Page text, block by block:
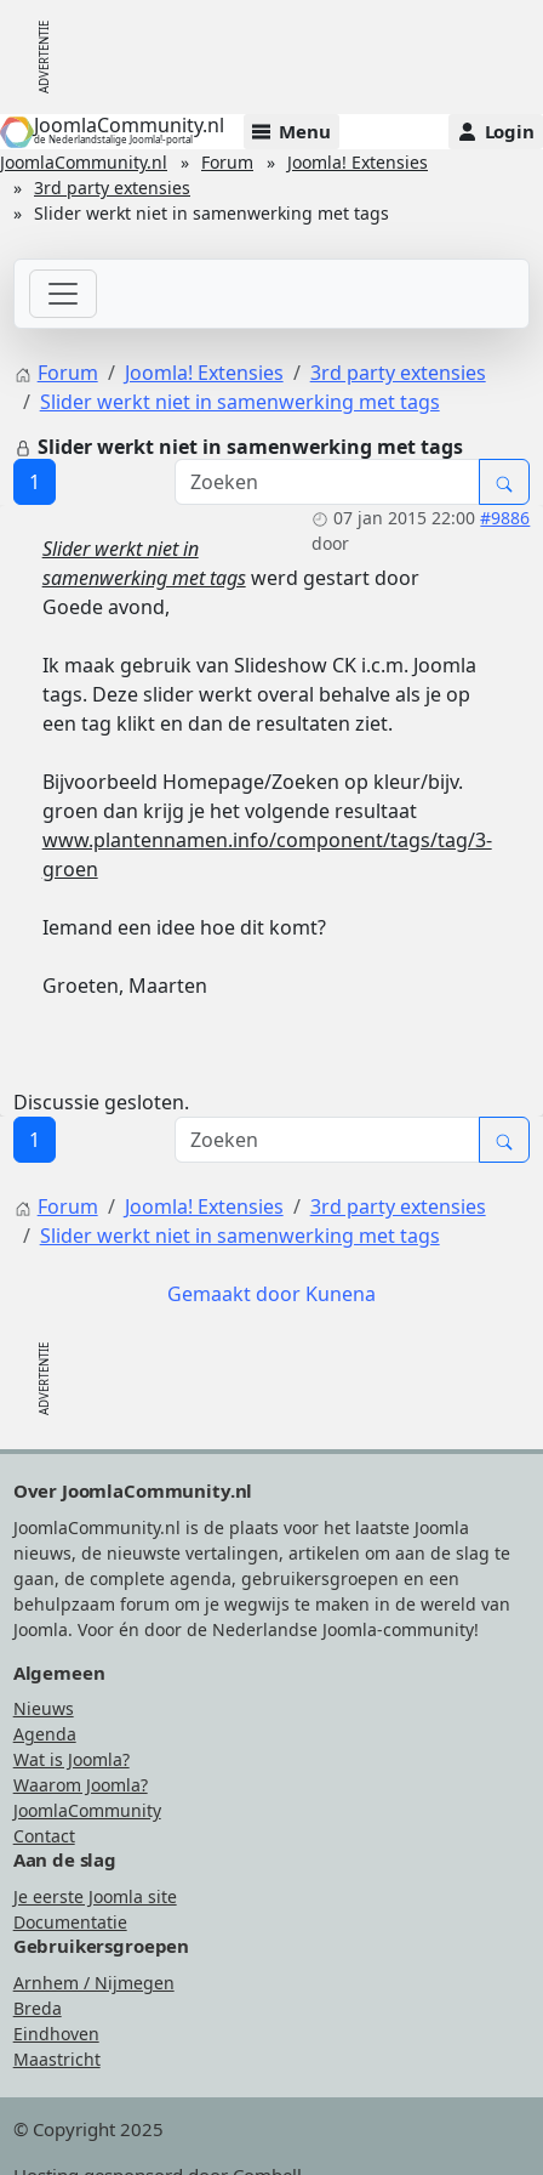
JoomlaCommunity.nl
de Nederlandstalige Joomla!-portal Menu Login
JoomlaCommunity.nl Forum
Joomla! Extensies
3rd party extensies
Slider werkt niet in samenwerking met tags
Forum Joomla! Extensies
3rd party extensies
Slider werkt niet in samenwerking met tags
Slider werkt niet in samenwerking met tags
1
07 jan 2015 22:00 #9886
door
Slider werkt niet in
samenwerking met tagswerd gestart door
Goede avond,
Ik maak gebruik van Slideshow CK i.c.m. Joomla
tags. Deze slider werkt overal behalve als je op
een tag klikt en dan de resultaten ziet.
Bijvoorbeeld Homepage/Zoeken op kleur/bijv.
groen dan krijg je het volgende resultaat
www.plantennamen.info/component/tags/tag/3-
groen
Iemand een idee hoe dit komt?
Groeten, Maarten
Discussie gesloten.
1
Forum Joomla! Extensies
3rd party extensies
Slider werkt niet in samenwerking met tags
Gemaakt door Kunena
Over JoomlaCommunity.nl
JoomlaCommunity.nl is de plaats voor het laatste Joomla
nieuws, de nieuwste vertalingen, artikelen om aan de slag te
gaan, de complete agenda, gebruikersgroepen en een
behulpzaam forum om je wegwijs te maken in de wereld van
Joomla. Voor én door de Nederlandse Joomla-community!
Algemeen
Nieuws
Agenda
Wat is Joomla?
Waarom Joomla?
JoomlaCommunity
Contact
Aan de slag
Je eerste Joomla site
Documentatie
Gebruikersgroepen
Arnhem / Nijmegen
Breda
Eindhoven
Maastricht
© Copyright 2025